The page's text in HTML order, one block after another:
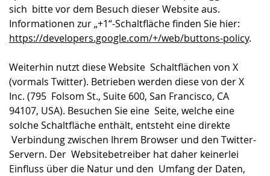
sich bitte vor dem Besuch dieser Website aus.
Informationen zur „+1“-Schaltfläche finden Sie hier:
https://developers.google.com/+/web/buttons-policy.
Weiterhin nutzt diese Website Schaltflächen von X
(vormals Twitter). Betrieben werden diese von der X
Inc. (795 Folsom St., Suite 600, San Francisco, CA
94107, USA). Besuchen Sie eine Seite, welche eine
solche Schaltfläche enthält, entsteht eine direkte
Verbindung zwischen Ihrem Browser und den Twitter-
Servern. Der Websitebetreiber hat daher keinerlei
Einfluss über die Natur und den Umfang der Daten,